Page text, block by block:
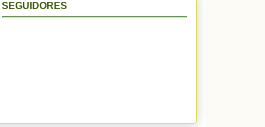
SEGUIDORES